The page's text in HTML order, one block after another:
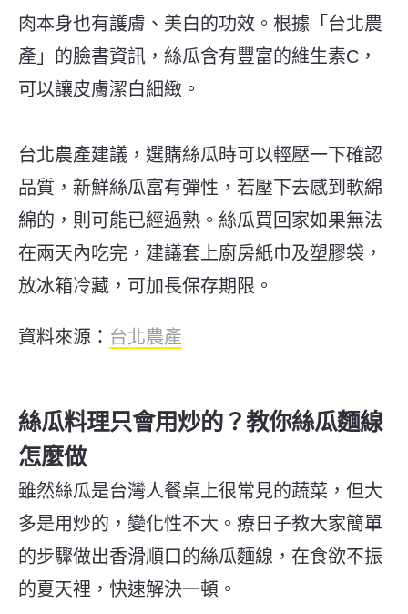
肉本身也有護膚、美白的功效。根據「台北農
產」的臉書資訊，絲瓜含有豐富的維生素C，
可以讓皮膚潔白細緻。
台北農產建議，選購絲瓜時可以輕壓一下確認
品質，新鮮絲瓜富有彈性，若壓下去感到軟綿
綿的，則可能已經過熟。絲瓜買回家如果無法
在兩天內吃完，建議套上廚房紙巾及塑膠袋，
放冰箱冷藏，可加長保存期限。
資料來源： 台北農產
絲瓜料理只會用炒的？教你絲瓜麵線
怎麼做
雖然絲瓜是台灣人餐桌上很常見的蔬菜，但大
多是用炒的，變化性不大。療日子教大家簡單
的步驟做出香滑順口的絲瓜麵線，在食欲不振
的夏天裡，快速解決一頓。